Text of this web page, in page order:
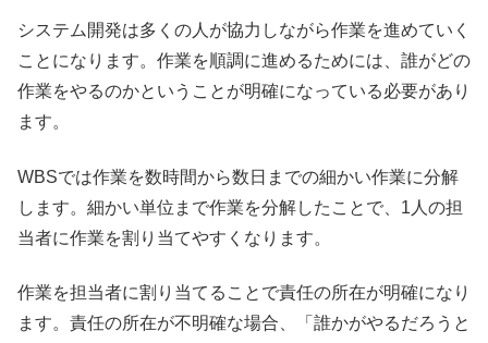
システム開発は多くの人が協力しながら作業を進めていく
ことになります。作業を順調に進めるためには、誰がどの
作業をやるのかということが明確になっている必要があり
ます。
WBSでは作業を数時間から数日までの細かい作業に分解
します。細かい単位まで作業を分解したことで、1人の担
当者に作業を割り当てやすくなります。
作業を担当者に割り当てることで責任の所在が明確になり
ます。責任の所在が不明確な場合、「誰かがやるだろうと